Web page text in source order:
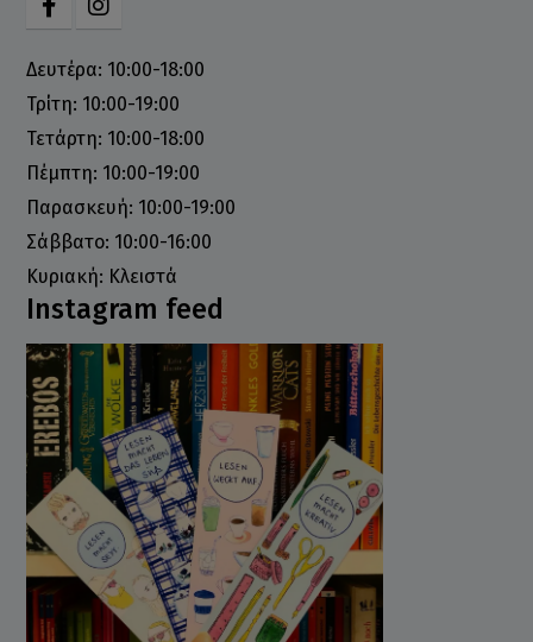
Δευτέρα: 10:00-18:00
Τρίτη: 10:00-19:00
Τετάρτη: 10:00-18:00
Πέμπτη: 10:00-19:00
Παρασκευή: 10:00-19:00
Σάββατο: 10:00-16:00
Κυριακή: Κλειστά
Instagram feed